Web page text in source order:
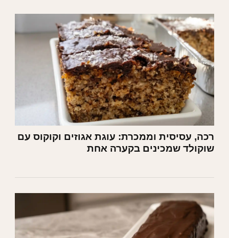
רכה, עסיסית וממכרת: עוגת אגוזים וקוקוס עם
שוקולד שמכינים בקערה אחת